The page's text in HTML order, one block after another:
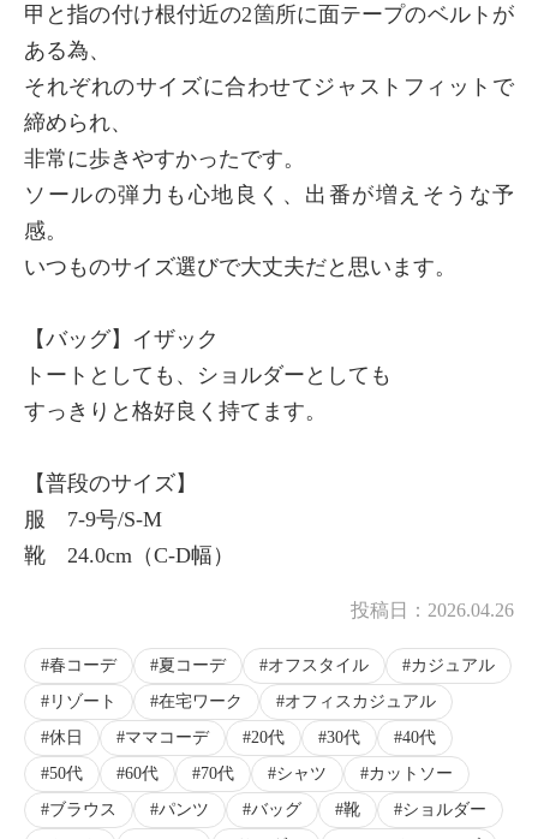
甲と指の付け根付近の2箇所に面テープのベルトが
ある為、
それぞれのサイズに合わせてジャストフィットで
締められ、
非常に歩きやすかったです。
ソールの弾力も心地良く、出番が増えそうな予
感。
いつものサイズ選びで大丈夫だと思います。
【バッグ】イザック
トートとしても、ショルダーとしても
すっきりと格好良く持てます。
【普段のサイズ】
服 7-9号/S-M
靴 24.0cm（C-D幅）
投稿日： 2026.04.26
春コーデ 夏コーデ オフスタイル
カジュアル
リゾート
在宅ワーク
オフィスカジュアル
休日
ママコーデ 20代 30代
40代
50代
60代 70代 シャツ
カットソー
ブラウス
パンツ バッグ 靴
ショルダー